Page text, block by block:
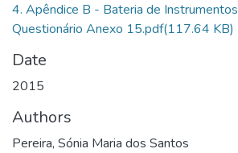
4. Apêndice B - Bateria de
Questionário Anexo 15.pdf(117.64 KB)
Date
2015
Authors
Pereira, Sónia Maria dos Santos